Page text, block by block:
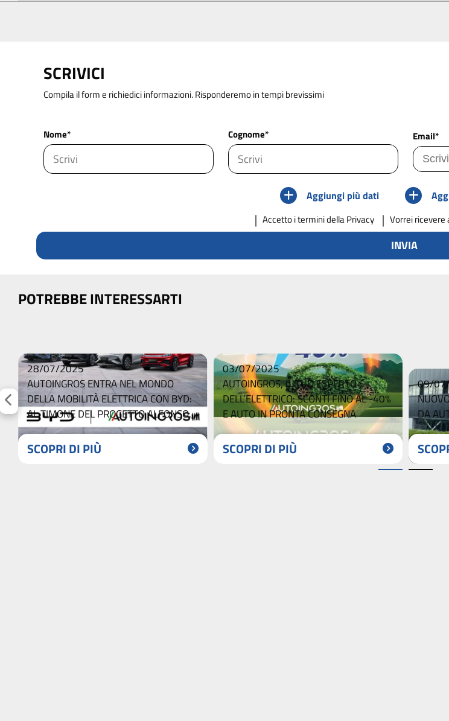
SCRIVICI
Compila il form e richiedici informazioni. Risponderemo in tempi brevissimi
Nome* Cognome* Email*
Aggiungi più dati
Accettoi termini della Privacy Vorrei
INVIA
POTREBBE INTERESSARTI
28/07/2025
AUTOINGROS ENTRA NEL MONDO
DELLA MOBILITÀ ELETTRICA CON BYD:
AL TIMONE DEL PROGETTO ALFONSO
PEPE
SCOPRI DI PIÙ
03/07/2025
AUTOINGROS, IL TUO ESPERTO
DELL’ELETTRICO: SCONTI FINO AL -40%
E AUTO IN PRONTA CONSEGNA
SCOPRI DI PIÙ
09/
DA